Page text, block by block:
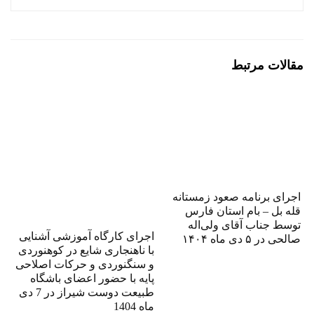
مقالات مرتبط
اجرای برنامه صعود زمستانه
قله بل – بام استان فارس
توسط جناب آقای ولی‌اله
صالحی در ۵ دی ماه ۱۴۰۴
اجرای کارگاه آموزشی آشنایی
با ناهنجاری شایع در کوهنوردی
و سنگنوردی و حرکات اصلاحی
پایه با حضور اعضای باشگاه
طبیعت دوست شیراز در 7 دی
ماه 1404